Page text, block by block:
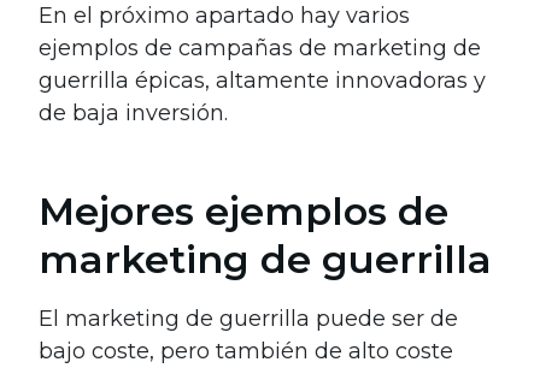
En el próximo apartado hay varios
ejemplos de campañas de marketing de
guerrilla épicas, altamente innovadoras y
de baja inversión.
Mejores ejemplos de
marketing de guerrilla
El marketing de guerrilla puede ser de
bajo coste, pero también de alto coste